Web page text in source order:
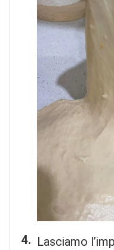
Lasciamo